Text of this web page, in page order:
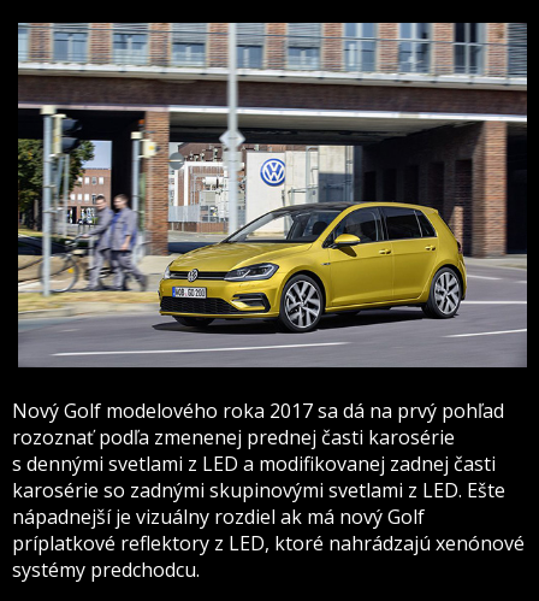
Nový Golf modelového roka 2017 sa dá na prvý pohľad
rozoznať podľa zmenenej prednej časti karosérie
s dennými svetlami z LED a modifikovanej zadnej časti
karosérie so zadnými skupinovými svetlami z LED. Ešte
nápadnejší je vizuálny rozdiel ak má nový Golf
príplatkové reflektory z LED, ktoré nahrádzajú xenónové
systémy predchodcu.